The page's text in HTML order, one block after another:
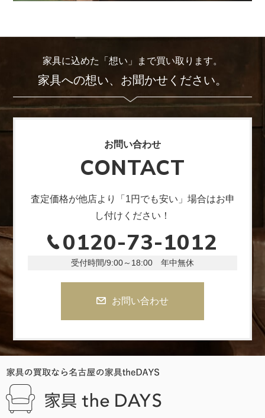
家具に込めた「想い」まで買い取ります。
家具への想い、お聞かせください。
お問い合わせ
CONTACT
査定価格が他店より「1円でも安い」場合はお申
し付けください！
0120-73-1012
受付時間/9:00～18:00 年中無休
お問い合わせ